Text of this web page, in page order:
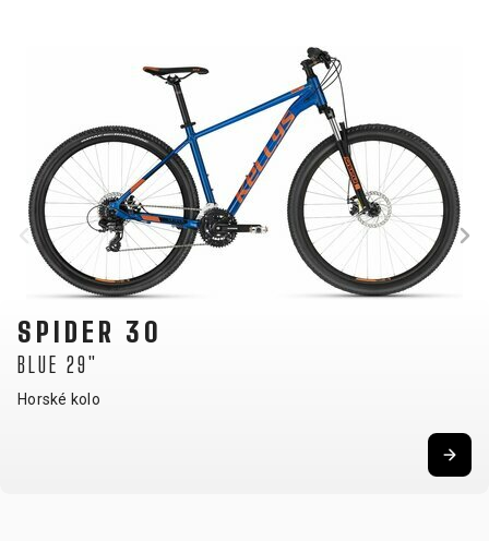
SPIDER 30
BLUE 27.5"
Horské kolo